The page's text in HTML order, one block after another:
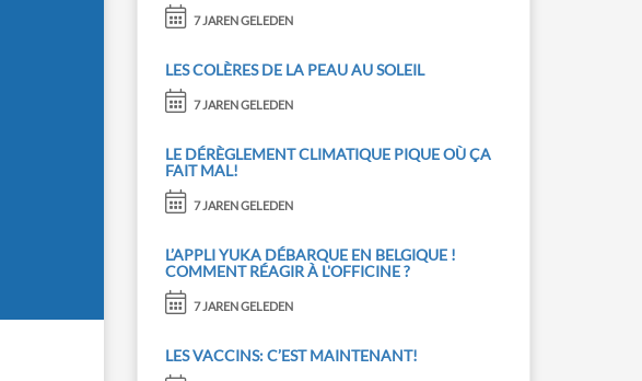
7 JAREN GELEDEN
LES COLÈRES DE LA PEAU AU SOLEIL
7 JAREN GELEDEN
LE DÉRÈGLEMENT CLIMATIQUE PIQUE OÙ ÇA
FAIT MAL!
7 JAREN GELEDEN
L’APPLI YUKA DÉBARQUE EN BELGIQUE !
COMMENT RÉAGIR À L'OFFICINE ?
7 JAREN GELEDEN
LES VACCINS: C’EST MAINTENANT!